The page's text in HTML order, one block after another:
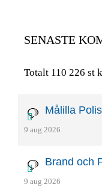
SENASTE
Totalt 110 226 st
Målilla
9 aug 2026
Brand och
9 aug 2026